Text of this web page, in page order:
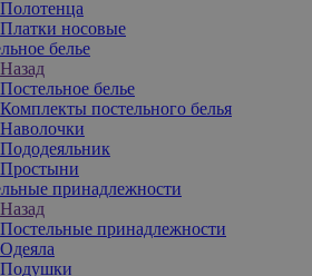
Полотенца
Платки носовые
белье
Назад
Постельное белье
Комплекты постельного белья
Наволочки
Пододеяльник
Простыни
принадлежности
Назад
Постельные принадлежности
Одеяла
Подушки